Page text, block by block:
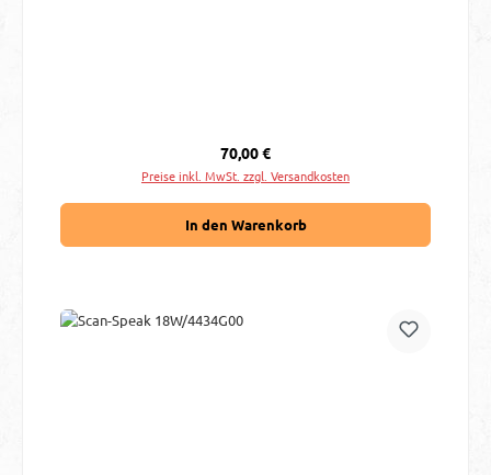
Regulärer Preis:
70,00 €
Preise inkl. MwSt. zzgl. Versandkosten
In den Warenkorb